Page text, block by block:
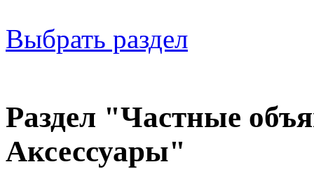
Выбрать раздел
Раздел "Частные
Аксессуары"